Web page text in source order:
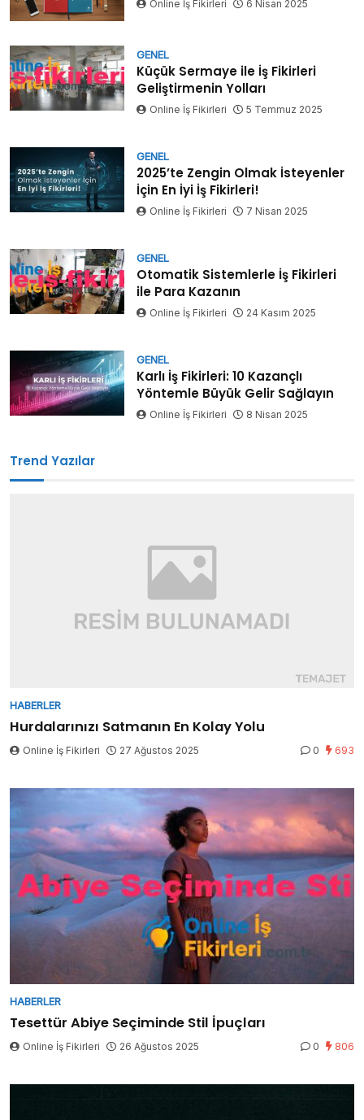
Online İş Fikirleri 6 Nisan 2025
GENEL
Küçük Sermaye ile İş Fikirleri
Geliştirmenin Yolları
Online İş Fikirleri 5 Temmuz 2025
GENEL
2025’te Zengin Olmak İsteyenler
İçin En İyi İş Fikirleri!
Online İş Fikirleri 7 Nisan 2025
GENEL
Otomatik Sistemlerle İş Fikirleri
ile Para Kazanın
Online İş Fikirleri 24 Kasım 2025
GENEL
Karlı İş Fikirleri: 10 Kazançlı
Yöntemle Büyük Gelir Sağlayın
Online İş Fikirleri 8 Nisan 2025
Trend Yazılar
HABERLER
Hurdalarınızı Satmanın En Kolay Yolu
Online İş Fikirleri 27 Ağustos 2025 0 693
HABERLER
Tesettür Abiye Seçiminde Stil İpuçları
Online İş Fikirleri 26 Ağustos 2025 0 806